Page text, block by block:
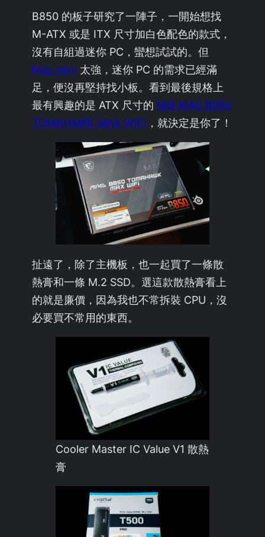
B850 的板子研究了一陣子，一開始想找
M-ATX 或是 ITX 尺寸加白色配色的款式，
沒有自組過迷你 PC，蠻想試試的。但
Mac mini 太強，迷你 PC 的需求已經滿
足，便沒再堅持找小板。看到最後規格上
最有興趣的是 ATX 尺寸的 MSI MAG B850
TOMAHAWK MAX WIFI ，就決定是你了！
扯遠了，除了主機板，也一起買了一條散
熱膏和一條 M.2 SSD。選這款散熱膏看上
的就是廉價，因為我也不常拆裝 CPU，沒
必要買不常用的東西。
Cooler Master IC Value V1 散熱
膏